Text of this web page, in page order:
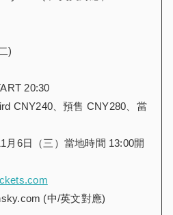
)
20:30
CNY240、預售 CNY280、當
月6日（三）當地時間 13:00開
(中/英文對應)